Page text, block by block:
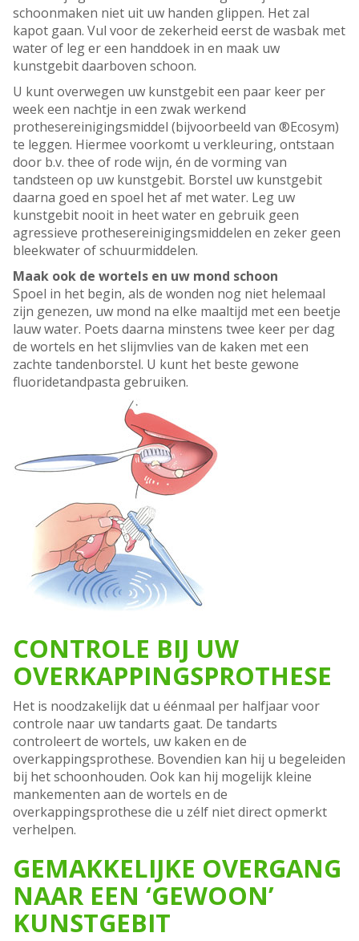
schoonmaken niet uit uw handen glippen. Het zal
kapot gaan. Vul voor de zekerheid eerst de wasbak met
water of leg er een handdoek in en maak uw
kunstgebit daarboven schoon.
U kunt overwegen uw kunstgebit een paar keer per
week een nachtje in een zwak werkend
prothesereinigingsmiddel (bijvoorbeeld van ®Ecosym)
te leggen. Hiermee voorkomt u verkleuring, ontstaan
door b.v. thee of rode wijn, én de vorming van
tandsteen op uw kunstgebit. Borstel uw kunstgebit
daarna goed en spoel het af met water. Leg uw
kunstgebit nooit in heet water en gebruik geen
agressieve prothesereinigingsmiddelen en zeker geen
bleekwater of schuurmiddelen.
Maak ook de wortels en uw mond schoon
Spoel in het begin, als de wonden nog niet helemaal
zijn genezen, uw mond na elke maaltijd met een beetje
lauw water. Poets daarna minstens twee keer per dag
de wortels en het slijmvlies van de kaken met een
zachte tandenborstel. U kunt het beste gewone
fluoridetandpasta gebruiken.
CONTROLE BIJ UW
OVERKAPPINGSPROTHESE
Het is noodzakelijk dat u éénmaal per halfjaar voor
controle naar uw tandarts gaat. De tandarts
controleert de wortels, uw kaken en de
overkappingsprothese. Bovendien kan hij u begeleiden
bij het schoonhouden. Ook kan hij mogelijk kleine
mankementen aan de wortels en de
overkappingsprothese die u zélf niet direct opmerkt
verhelpen.
GEMAKKELIJKE OVERGANG
NAAR EEN ‘GEWOON’
KUNSTGEBIT